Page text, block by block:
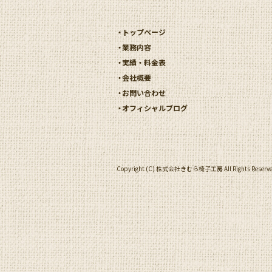
トップページ
業務内容
実績・料金表
会社概要
お問い合わせ
オフィシャルブログ
Copyright (C) 株式会社きむら椅子工房 All Rights